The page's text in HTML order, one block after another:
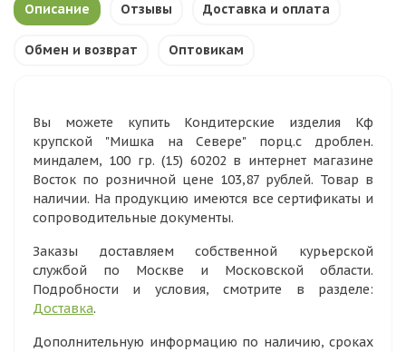
Описание Отзывы Доставка и оплата
Обмен и возврат Оптовикам
Вы можете купить Кондитерские изделия Кф
крупской "Мишка на Севере" порц.с дроблен.
миндалем, 100 гр. (15) 60202 в интернет магазине
Восток по розничной цене 103,87 рублей. Товар в
наличии. На продукцию имеются все сертификаты и
сопроводительные документы.
Заказы доставляем собственной курьерской
службой по Москве и Московской области.
Подробности и условия, смотрите в разделе:
Доставка.
Дополнительную информацию по наличию, сроках